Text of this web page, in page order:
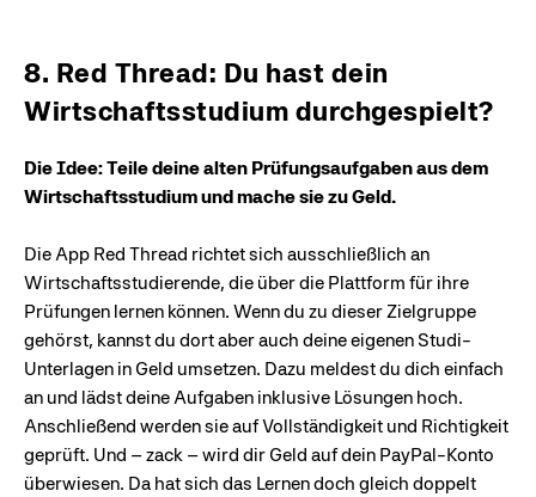
8. Red Thread: Du hast dein
Wirtschaftsstudium durchgespielt?
Die Idee: Teile deine alten Prüfungsaufgaben aus dem
Wirtschaftsstudium und mache sie zu Geld.
Die App Red Thread richtet sich ausschließlich an
Wirtschaftsstudierende, die über die Plattform für ihre
Prüfungen lernen können. Wenn du zu dieser Zielgruppe
gehörst, kannst du dort aber auch deine eigenen Studi-
Unterlagen in Geld umsetzen. Dazu meldest du dich einfach
an und lädst deine Aufgaben inklusive Lösungen hoch.
Anschließend werden sie auf Vollständigkeit und Richtigkeit
geprüft. Und – zack – wird dir Geld auf dein PayPal-Konto
überwiesen. Da hat sich das Lernen doch gleich doppelt